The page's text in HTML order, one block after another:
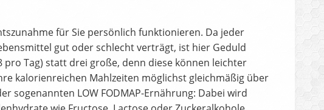
für Sie persönlich funktionieren. Da jeder
gut oder schlecht verträgt, ist hier Geduld
pro Tag) statt drei große, denn diese können leichter
kalorienreichen Mahlzeiten möglichst gleichmäßig über
sogenannten LOW FODMAP-Ernährung: Dabei wird